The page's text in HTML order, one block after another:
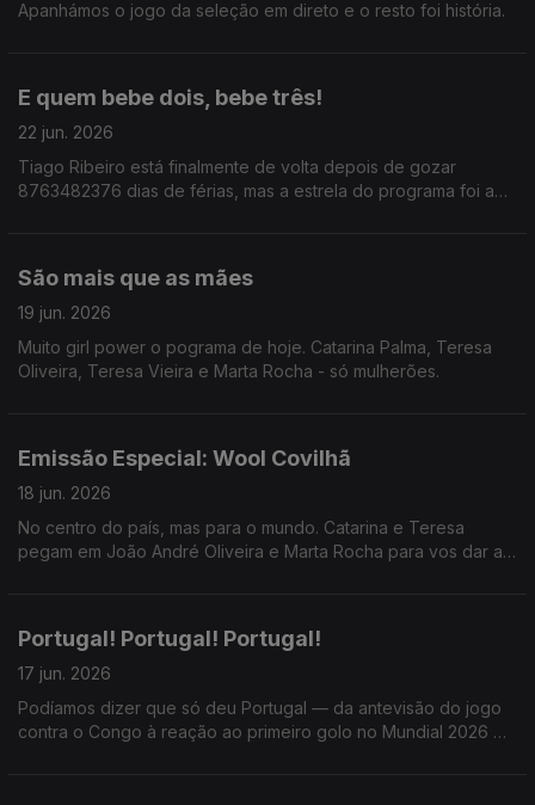
Apanhámos o jogo da seleção em direto e o resto foi história.
E quem bebe dois, bebe três!
22 jun. 2026
Tiago Ribeiro está finalmente de volta depois de gozar
8763482376 dias de férias, mas a estrela do programa foi a
São mais que as mães
19 jun. 2026
Muito girl power o pograma de hoje. Catarina Palma, Teresa
Oliveira, Teresa Vieira e Marta Rocha - só mulherões.
Emissão Especial: Wool Covilhã
18 jun. 2026
No centro do país, mas para o mundo. Catarina e Teresa
pegam em João André Oliveira e Marta Rocha para vos dar a
Portugal! Portugal! Portugal!
17 jun. 2026
Podíamos dizer que só deu Portugal — da antevisão do jogo
contra o Congo à reação ao primeiro golo no Mundial 2026 —,